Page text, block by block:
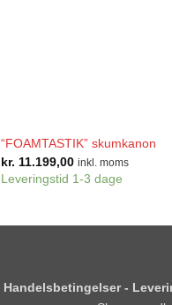
“FOAMTASTIK” skumkanon
kr. 11.199,00 inkl. moms
Leveringstid 1-3 dage
Handelsbetingelser-